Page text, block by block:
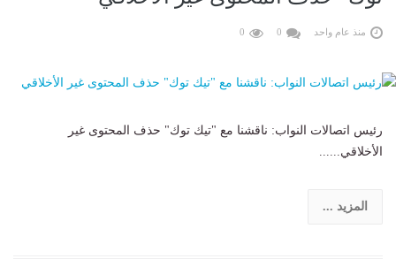
منذ عام واحد 0
0
رئيس اتصالات النواب: ناقشنا مع "تيك توك" حذف المحتوى غير
الأخلاقي......
المزيد ...